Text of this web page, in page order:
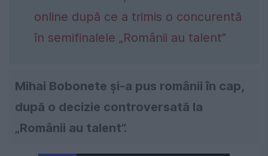
online după ce a trimis o concurentă
în semifinalele „Românii au talent”
Mihai Bobonete și-a pus românii în cap,
după o decizie controversată la
„Românii au talent”.